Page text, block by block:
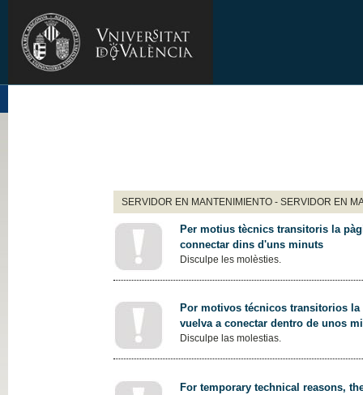
SERVIDOR EN MANTENIMIENTO - SERVIDOR EN
Per motius tècnics transitoris la
connectar dins d'uns minuts
Disculpe les molèsties.
Por motivos técnicos transitorios
vuelva a conectar dentro de unos
Disculpe las molestias.
For temporary technical reasons,